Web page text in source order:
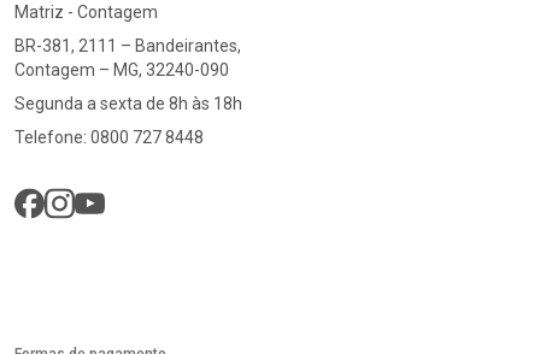
Matriz - Contagem
BR-381, 2111 – Bandeirantes,
Contagem – MG, 32240-090
Segunda a sexta de 8h às 18h
Telefone: 0800 727 8448